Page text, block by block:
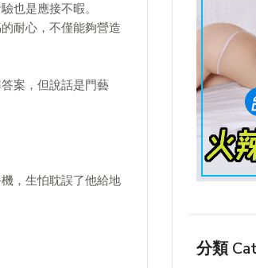
也是應接不暇。
耐心，不僅能夠營造
案，但說話是門藝
，生怕耽誤了他給地
分類